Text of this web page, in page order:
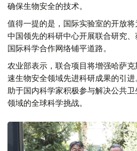
确保生物安全的技术。
值得一提的是，国际实验室的开放
中国领先的科研中心开展联合研究
国际科学合作网络铺平道路。
农业部表示，联合项目将增强哈萨
速生物安全领域先进科研成果的引
助于国内科学家积极参与解决公共
领域的全球科学挑战。